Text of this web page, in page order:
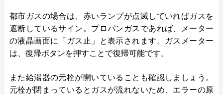
都市ガスの場合は、赤いランプが点滅していればガスを
遮断しているサイン。プロパンガスであれば、メーター
の液晶画面に「ガス止」と表示されます。ガスメーター
は、復帰ボタンを押すことで復帰可能です。
また給湯器の元栓が開いていることも確認しましょう。
元栓が閉まっているとガスが流れないため、エラーの原